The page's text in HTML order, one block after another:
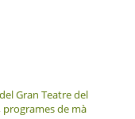
Gran Teatre del
programes de mà